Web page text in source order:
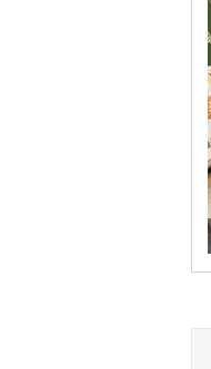
黄金亚麻籽，我们把它加到